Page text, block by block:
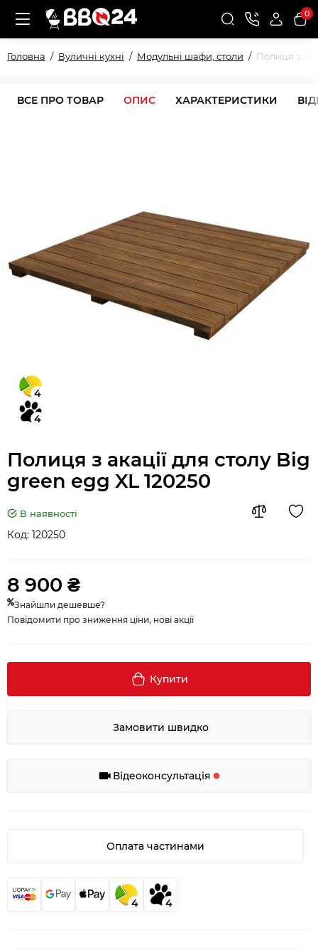
0
Головна Вуличні кухні Модульні шафи, столи Полиця з
ВСЕ ПРО ТОВАР ОПИС ХАРАКТЕРИСТИКИ
4
4
Полиця з акації для столу Big
green egg XL 120250
В наявності
Код: 120250
8 900 ₴
Знайшли дешевше?
Повідомити про зниження ціни, нові акції
Купити
Замовити швидко
Відеоконсультація
Оплата частинами
4 4